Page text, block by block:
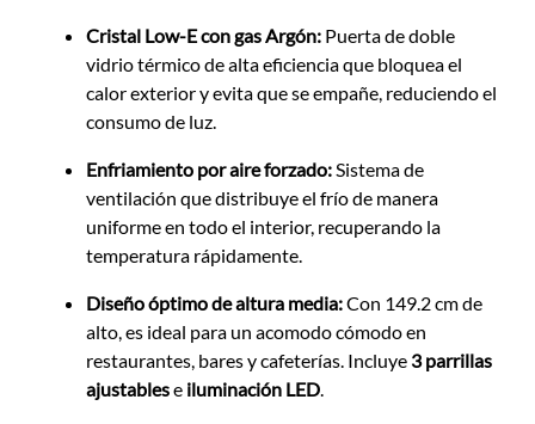
Cristal Low-E con gas Argón: Puerta de doble
vidrio térmico de alta eficiencia que bloquea el
calor exterior y evita que se empañe, reduciendo el
consumo de luz.
Enfriamiento por aire forzado:Sistema de
ventilación que distribuye el frío de manera
uniforme en todo el interior, recuperando la
temperatura rápidamente.
Diseño óptimo de altura media:Con 149.2 cm de
alto,es ideal para un acomodo cómodo en
restaurantes, bares y cafeterías. Incluye 3 parrillas
ajustablese iluminación LED.